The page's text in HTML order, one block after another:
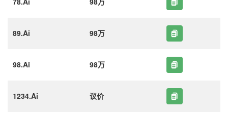
89.Ai 98万
98.Ai 98万
1234.Ai 议价